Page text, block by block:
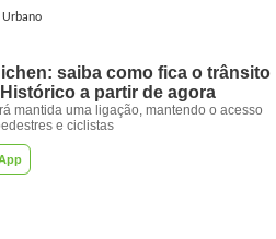
saiba como fica o trânsito
a partir de agora
mantida uma ligação, mantendo o acesso
e ciclistas